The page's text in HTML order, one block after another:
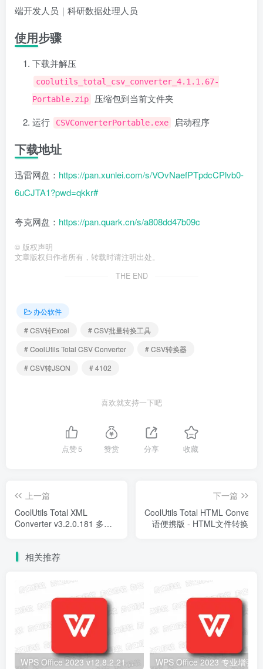
端开发人员｜科研数据处理人员
使用步骤
下载并解压
coolutils_total_csv_converter_4.1.1.67-
Portable.zip
压缩包到当前文件夹
运行
CSVConverterPortable.exe 启动程序
下载地址
迅雷网盘： https://pan.xunlei.com/s/VOvNaefPTpdcCPlvb0-
6uCJTA1?pwd=qkkr#
夸克网盘： https://pan.quark.cn/s/a808dd47b09c
© 版权声明
文章版权归作者所有，转载时请注明出处。
THE END
办公软件
# CSV转Excel
# CSV批量转换工具
# CoolUtils Total CSV Converter
# CSV转换器
# CSV转JSON
# 4102
喜欢就支持一下吧
点赞5 赞赏 分享 收藏
上一篇
CoolUtils Total XML
Converter v3.2.0.181 多语
下一篇
CoolUtils Total HTML
语便携版 - HTML文件转换
相关推荐
WPS Office 2023 v12.8.2.21555 专业增强版 (08.06) – 高效办公套件